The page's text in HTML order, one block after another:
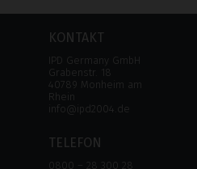
KONTAKT
IPD Germany GmbH
Grabenstr. 18
40789 Monheim am
Rhein
info@ipd2004.de
TELEFON
0800 – 28 300 28